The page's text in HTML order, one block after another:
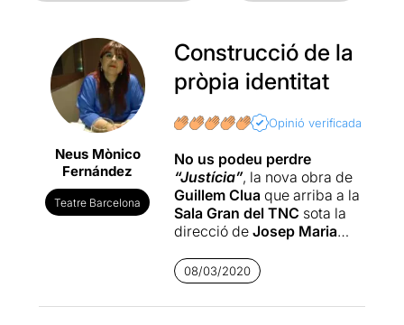
Neus Mònico
Fernández
Teatre Barcelona
Construcció de la
pròpia identitat
Opinió verificada
No us podeu perdre
“Justícia”, la nova obra de
Guillem Clua que arriba a la
Sala Gran del TNC sota la
direcció de Josep Maria
Una obra plena de
continguts que ens fa
08/03/2020